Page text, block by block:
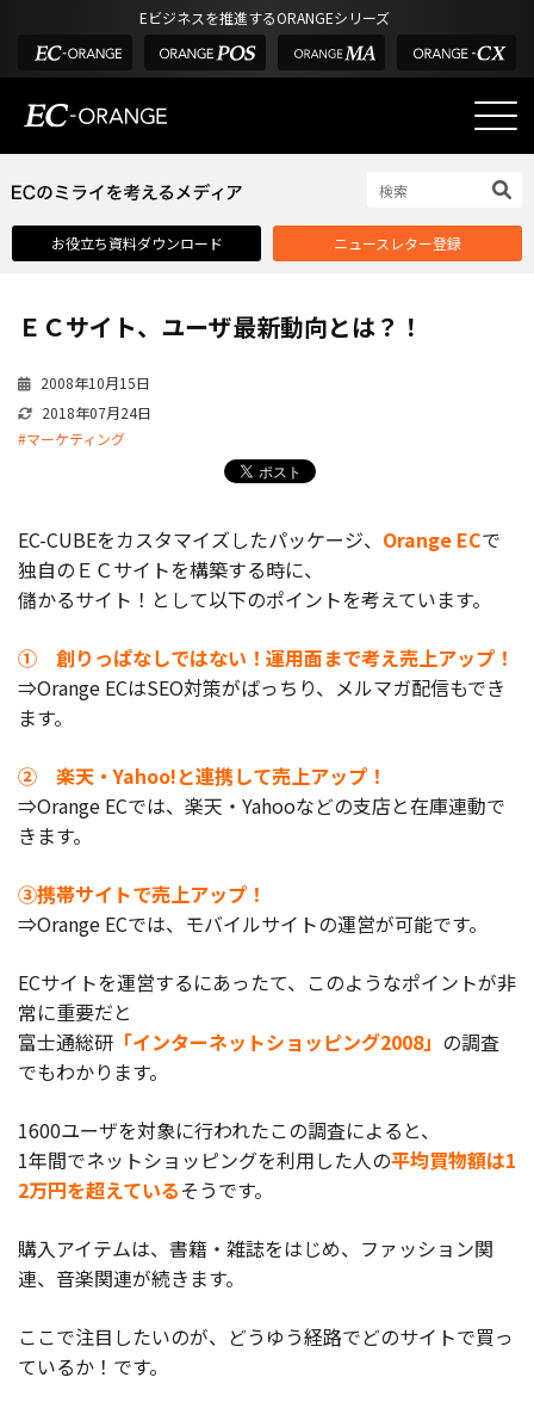
Eビジネスを推進するORANGEシリーズ
選ばれる理由
課題解決例
機能一覧
外部サービス連携
製品
特長
ショッピングモール型 EC
EC運用支援
継続的に結果を出し続けるECサイトへ
スクラッチ開発
ライセンス契約
補助金活用支援
導入事例
03-6432-0346
電話受付：平日 10:00~17:00
お問い合わせ
お役立ち資料ダウンロード ニュースレター登録
ＥＣサイト、ユーザ最新動向とは？！
2008年10月15日
2018年07月24日
#マーケティング
EC-CUBEをカスタマイズしたパッケージ、 Orange ECで
独自のＥＣサイトを構築する時に、
儲かるサイト！として以下のポイントを考えています。
① 創りっぱなしではない！運用面まで考え売上アップ！
⇒Orange ECはSEO対策がばっちり、メルマガ配信もでき
ます。
② 楽天・Yahoo!と連携して売上アップ！
⇒Orange ECでは、楽天・Yahooなどの支店と在庫連動で
きます。
③携帯サイトで売上アップ！
⇒Orange ECでは、モバイルサイトの運営が可能です。
ECサイトを運営するにあったて、このようなポイントが非
常に重要だと
富士通総研 「インターネットショッピング2008」 の調査
でもわかります。
1600ユーザを対象に行われたこの調査によると、
1年間でネットショッピングを利用した人の平均買物額は1
2万円を超えているそうです。
購入アイテムは、書籍・雑誌をはじめ、ファッション関
連、音楽関連が続きます。
ここで注目したいのが、どうゆう経路でどのサイトで買っ
ているか！です。